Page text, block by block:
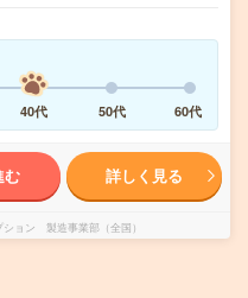
40代 50代 60代
む 詳しく見る
ョン 製造事業部（全国）